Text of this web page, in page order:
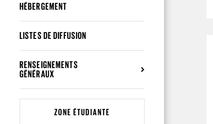
HÉBERGEMENT
LISTES DE DIFFUSION
RENSEIGNEMENTS
GÉNÉRAUX
ZONE ÉTUDIANTE